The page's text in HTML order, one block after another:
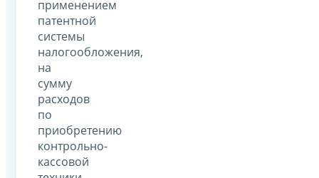
применением
патентной
системы
налогообложения,
на
сумму
расходов
по
приобретению
контрольно-
кассовой